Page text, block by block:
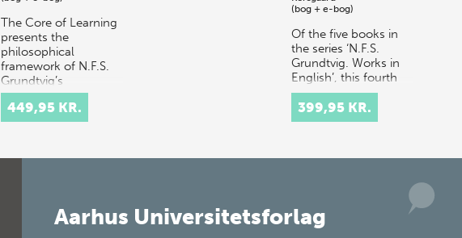
The Core of Learning
presents the
philosophical
framework of N.F.S.
Grundtvig’s
educational, poetic,
theological, and
political writings. In
449,95 KR.
(bog + e-bog)
Of the five books in
the series ‘N.F.S.
Grundtvig. Works in
English’, this fourth
volume on Grundtvig
as a politician and
contemporary
399,95 KR.
Aarhus Universitetsforlag